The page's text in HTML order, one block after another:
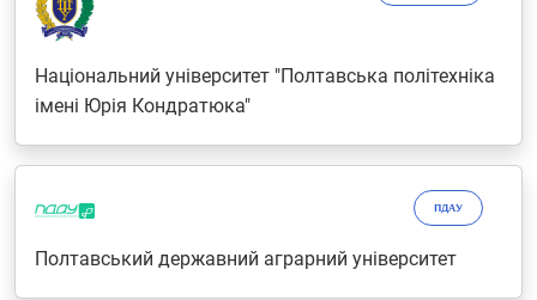
Національний університет "Полтавська політехніка
імені Юрія Кондратюка"
ПДАУ
Полтавський державний аграрний університет